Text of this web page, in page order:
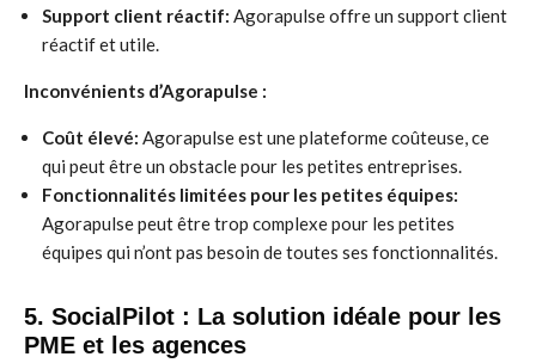
Support client réactif: Agorapulse offre un support client
réactif et utile.
Inconvénients d’Agorapulse :
Coût élevé: Agorapulse est une plateforme coûteuse, ce
qui peut être un obstacle pour les petites entreprises.
Fonctionnalités limitées pour les petites équipes:
Agorapulse peut être trop complexe pour les petites
équipes qui n’ont pas besoin de toutes ses fonctionnalités.
5. SocialPilot : La solution idéale pour les
PME et les agences